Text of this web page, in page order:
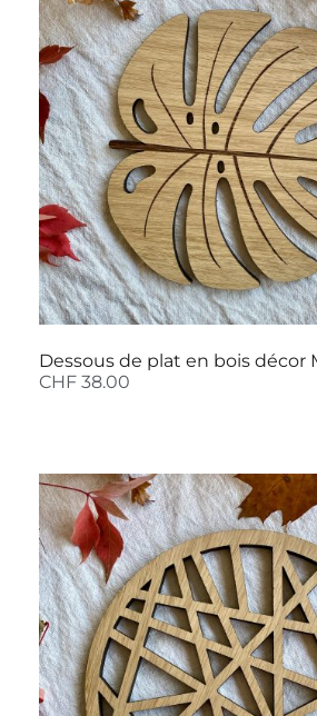
Dessous de plat en bois décor
CHF 38.00